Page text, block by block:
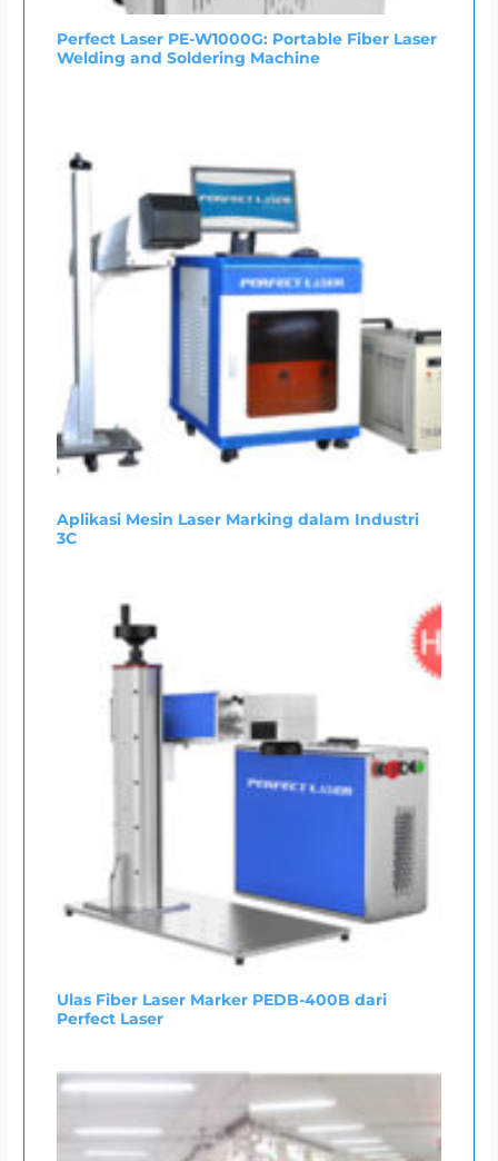
Perfect Laser PE-W1000G: Portable Fiber Laser
Welding and Soldering Machine
Aplikasi Mesin Laser Marking dalam Industri
3C
Ulas Fiber Laser Marker PEDB-400B dari
Perfect Laser